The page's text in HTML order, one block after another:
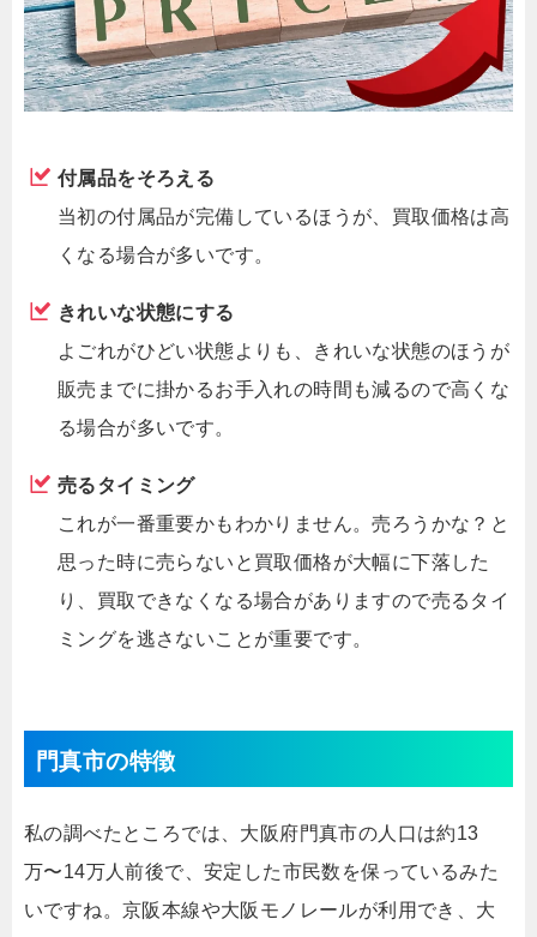
付属品をそろえる
当初の付属品が完備しているほうが、買取価格は高
くなる場合が多いです。
きれいな状態にする
よごれがひどい状態よりも、きれいな状態のほうが
販売までに掛かるお手入れの時間も減るので高くな
る場合が多いです。
売るタイミング
これが一番重要かもわかりません。売ろうかな？と
思った時に売らないと買取価格が大幅に下落した
り、買取できなくなる場合がありますので売るタイ
ミングを逃さないことが重要です。
門真市の特徴
私の調べたところでは、大阪府門真市の人口は約13
万〜14万人前後で、安定した市民数を保っているみた
いですね。京阪本線や大阪モノレールが利用でき、大